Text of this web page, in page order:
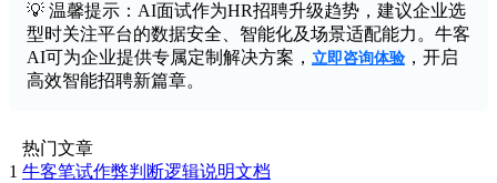
💡 温馨提示：AI面试作为HR招聘升级趋势，建议企业选
型时关注平台的数据安全、智能化及场景适配能力。牛客
AI可为企业提供专属定制解决方案， 立即咨询体验 ，开启
高效智能招聘新篇章。
热门文章
1 牛客笔试作弊判断逻辑说明文档